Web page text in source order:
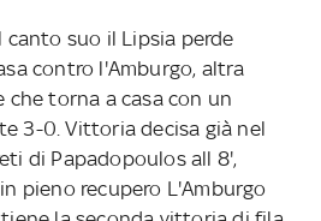
canto suo il Lipsia perde
contro l'Amburgo, altra
torna a casa con un
3-0. Vittoria decisa già nel
di Papadopoulos all 8',
pieno recupero L'Amburgo